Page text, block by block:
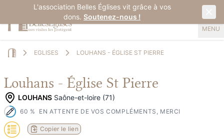
L'association Belles Églises vit grâce à vos
dons. Soutenez-nous !
MENU
EGLISES LOUHANS - ÉGLISE ST PIERRE
Louhans - Église St Pierre
LOUHANS Saône-et-loire (71)
60 % EN ATTENTE DE VOS COMPLÉMENTS, MERCI
Copier le lien